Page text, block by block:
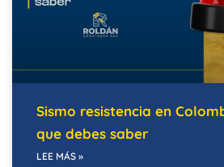
Sismo resistencia en
que debes saber
LEE MÁS »